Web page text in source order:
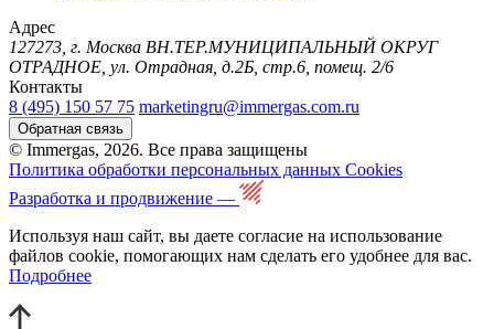
Адрес
127273, г. Москва ВН.ТЕР.МУНИЦИПАЛЬНЫЙ ОКРУГ
ОТРАДНОЕ, ул. Отрадная, д.2Б, стр.6, помещ. 2/6
Контакты
8 (495) 150 57 75 marketingru@immergas.com.ru
Обратная связь
© Immergas, 2026. Все права защищены
Политика обработки персональных данных Cookies
Разработка и продвижение —
Используя наш сайт, вы даете согласие на использование
файлов cookie, помогающих нам сделать его удобнее для вас.
Подробнее